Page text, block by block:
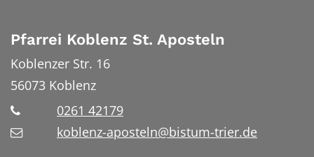
Pfarrei Koblenz St. Aposteln
Koblenzer Str. 16
56073 Koblenz
0261 42179
koblenz-aposteln@bistum-trier.de